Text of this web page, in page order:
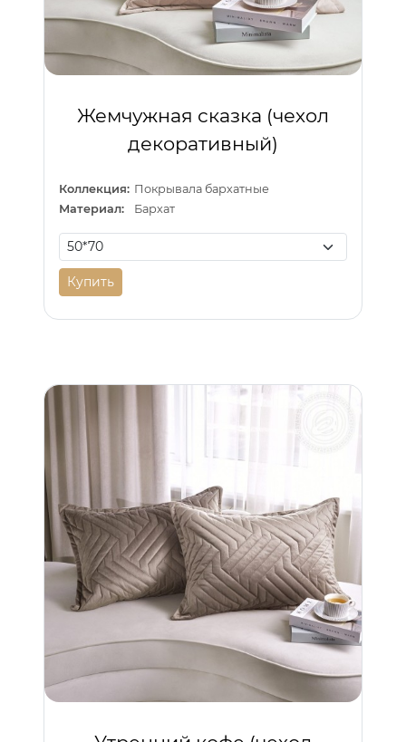
Жемчужная сказка (чехол
декоративный)
Коллекция: Покрывала бархатные
Материал:
Бархат
Купить